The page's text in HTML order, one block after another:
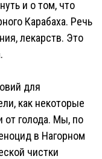
и о том, что
Карабаха. Речь
лекарств. Это
для
как некоторые
от голода. Мы, по
в Нагорном
чистки